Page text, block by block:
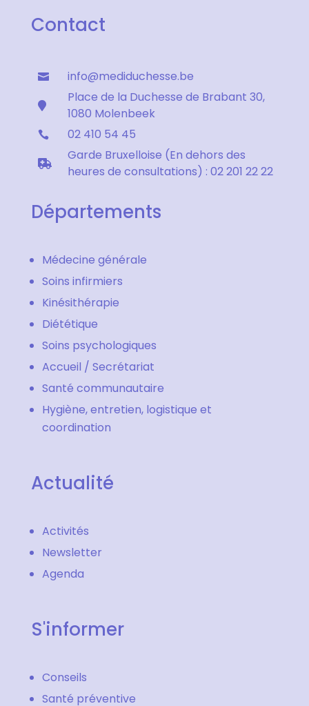
Contact
 info@mediduchesse.be

Place de la Duchesse de Brabant 30,
1080 Molenbeek
 02 410 54 45

Garde Bruxelloise (En dehors des
heures de consultations) : 02 201 22 22
Départements
Médecine générale
Soins infirmiers
Kinésithérapie
Diététique
Soins psychologiques
Accueil / Secrétariat
Santé communautaire
Hygiène, entretien, logistique et
coordination
Actualité
Activités
Newsletter
Agenda
S'informer
Conseils
Santé préventive